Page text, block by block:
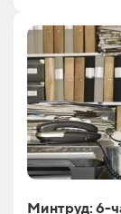
Минтруд: 6-